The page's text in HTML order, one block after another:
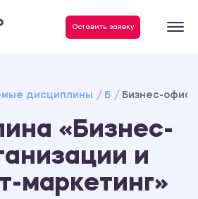
Оставить заявку
дисциплины Б Бизнес-офис
«Бизнес-
и
маркетинг»